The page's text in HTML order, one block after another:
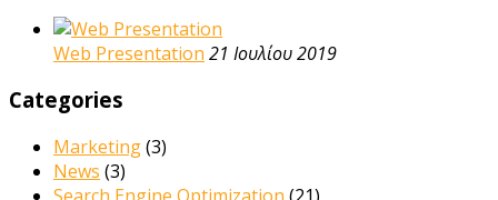
Web Presentation 21 Ιουλίου 2019
Categories
Marketing(3)
News (3)